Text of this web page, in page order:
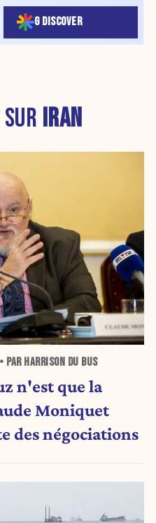
G DISCOVER
IRAN
PAR HARRISON DU BUS
n'est que la
Moniquet
des négociations